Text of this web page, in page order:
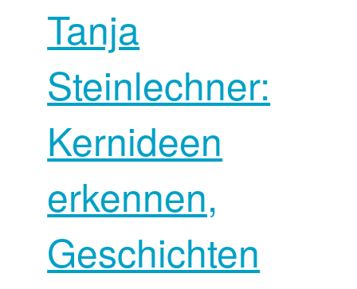
Tanja
Steinlechner:
Kernideen
erkennen,
Geschichten